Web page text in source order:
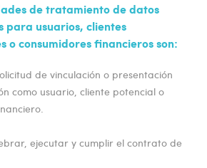
de tratamiento de datos
para usuarios, clientes
o consumidores financieros son:
de vinculación o presentación
como usuario, cliente potencial o
ejecutar y cumplir el contrato de